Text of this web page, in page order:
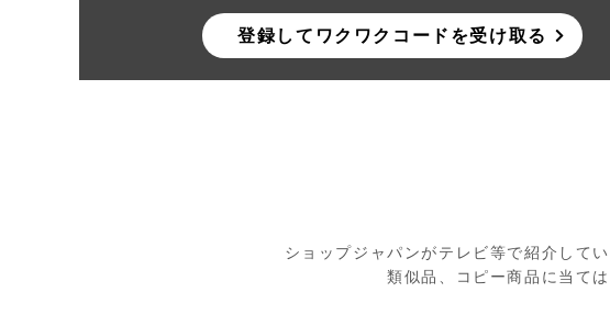
登録してワクワクコードを受け取る
ショップジャパンがテレビ等で紹介して
類似品、コピー商品に当て